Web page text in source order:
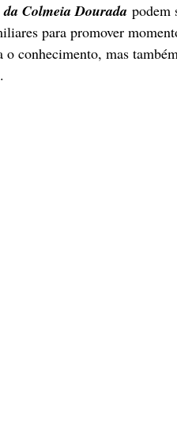
da Colmeia Dourada podem
para promover
conhecimento, mas